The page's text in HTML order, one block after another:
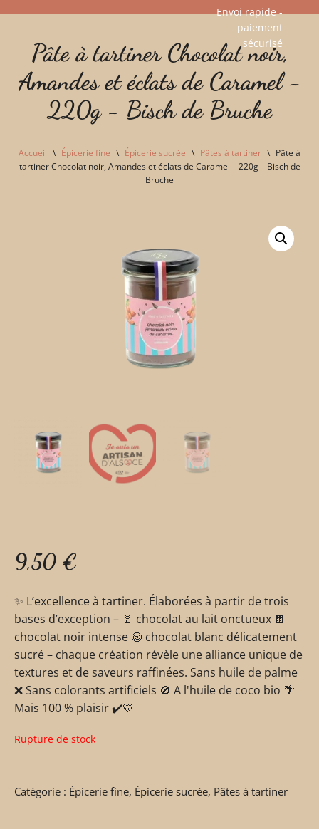
contenu
Envoi rapide -
paiement
sécurisé​
Pâte à tartiner Chocolat noir,
Amandes et éclats de Caramel -
220g - Bisch de Bruche
Accueil \ Épicerie fine \ Épicerie sucrée \ Pâtes à tartiner \ Pâte à
tartiner Chocolat noir, Amandes et éclats de Caramel – 220g – Bisch de
Bruche
9,50 €
✨ L’excellence à tartiner. Élaborées à partir de trois
bases d’exception – 🥛 chocolat au lait onctueux 🍫
chocolat noir intense 🍥 chocolat blanc délicatement
sucré – chaque création révèle une alliance unique de
textures et de saveurs raffinées. Sans huile de palme
❌ Sans colorants artificiels 🚫 A l'huile de coco bio 🌴
Mais 100 % plaisir ✔️💛
Rupture de stock
Catégorie : Épicerie fine, Épicerie sucrée, Pâtes à tartiner